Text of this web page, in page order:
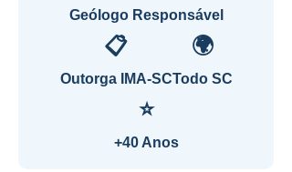
Geólogo Responsável
📋
Outorga IMA-SC
🌍
Todo SC
⭐
+40 Anos